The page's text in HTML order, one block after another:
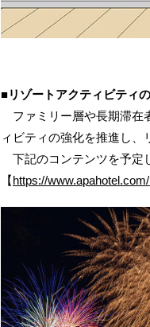
■リゾートアクティビティ
ファミリー層や長期滞在
ィビティの強化を推進し、
下記のコンテンツを予定
【https://